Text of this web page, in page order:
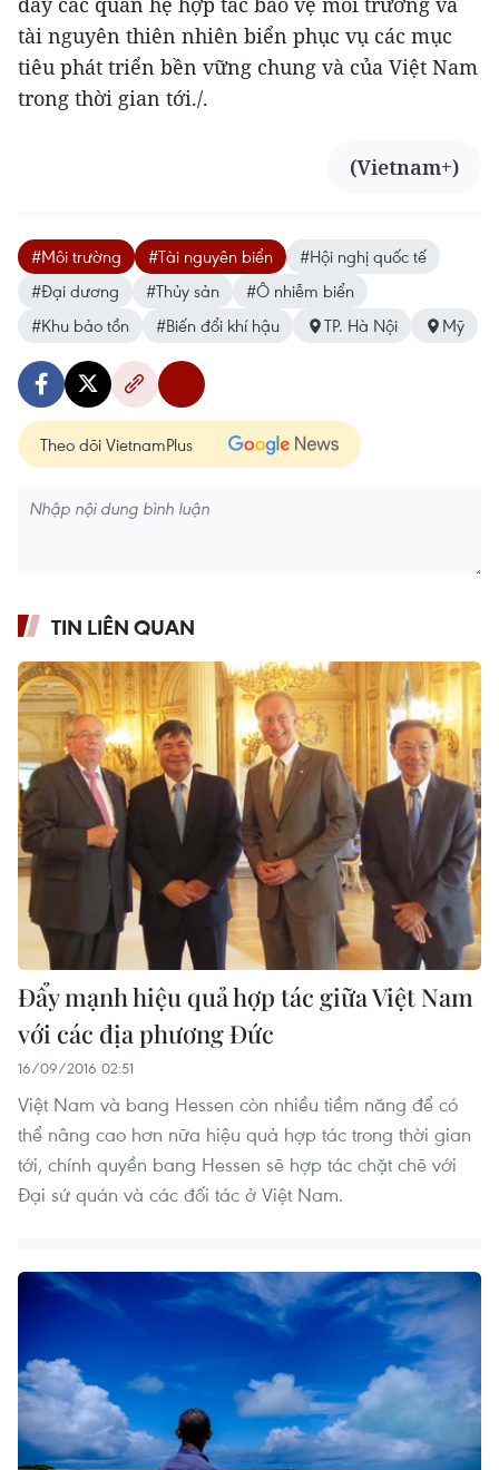
tài nguyên thiên nhiên biển phục vụ các mục
tiêu phát triển bền vững chung và của Việt Nam
trong thời gian tới./.
(Vietnam+)
#Môi trường #Tài nguyên biển
#Hội nghị quốc tế
#Đại dương
#Thủy sản
#Ô nhiễm biển
#Khu bảo tồn
#Biến đổi khí hậu TP. Hà Nội Mỹ
Theo dõi VietnamPlus
TIN LIÊN QUAN
Đẩy mạnh hiệu quả hợp tác giữa Việt Nam
với các địa phương Đức
16/09/2016 02:51
Việt Nam và bang Hessen còn nhiều tiềm năng để có
thể nâng cao hơn nữa hiệu quả hợp tác trong thời gian
tới, chính quyền bang Hessen sẽ hợp tác chặt chẽ với
Đại sứ quán và các đối tác ở Việt Nam.